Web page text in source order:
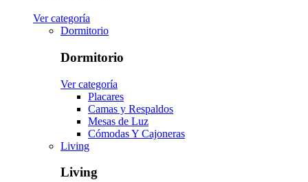
Ver categoría
Dormitorio
Dormitorio
Ver categoría
Placares
Camas y Respaldos
Mesas de Luz
Cómodas Y Cajoneras
Living
Living